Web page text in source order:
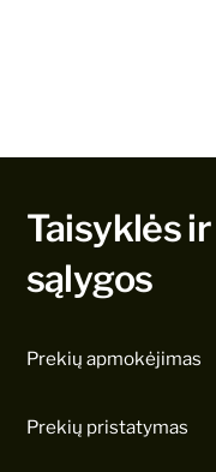
Taisyklės ir
sąlygos
Prekių apmokėjimas
Prekių pristatymas